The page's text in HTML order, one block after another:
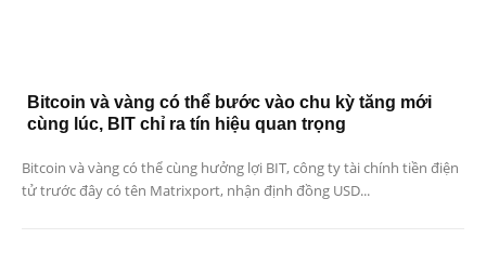
Bitcoin và vàng có thể bước vào chu kỳ tăng mới
cùng lúc, BIT chỉ ra tín hiệu quan trọng
Bitcoin và vàng có thể cùng hưởng lợi BIT, công ty tài chính tiền điện
tử trước đây có tên Matrixport, nhận định đồng USD...